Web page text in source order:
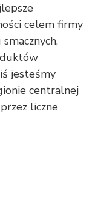
celem firmy
jesteśmy
centralnej
liczne